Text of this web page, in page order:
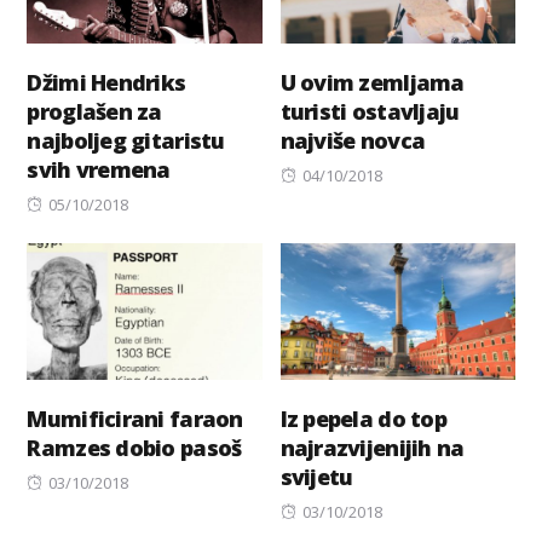
Džimi Hendriks
proglašen za
najboljeg gitaristu
svih vremena
Posted
05/10/2018
U ovim zemljama
turisti ostavljaju
najviše novca
Posted
04/10/2018
Mumificirani faraon
Ramzes dobio pasoš
Posted
03/10/2018
Iz pepela do top
najrazvijenijih na
svijetu
Posted
03/10/2018